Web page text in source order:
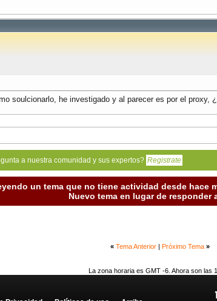
soulcionarlo, he investigado y al parecer es por el proxy,
a nuestra comunidad y sus expertos? Registrate
un tema que no tiene actividad desde hace
Nuevo tema en lugar de responder
« Tema Anterior Próximo Tema »
La zona horaria es GMT -6. Ahora son las